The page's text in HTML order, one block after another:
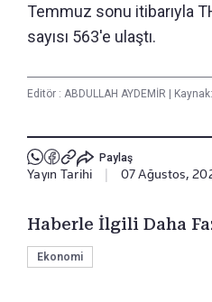
Temmuz sonu itibarıyla
sayısı 563'e ulaştı.
Editör : ABDULLAH AYDEMİR |
Paylaş
Yayın Tarihi | 07 Ağustos,
Haberle İlgili Daha
Ekonomi